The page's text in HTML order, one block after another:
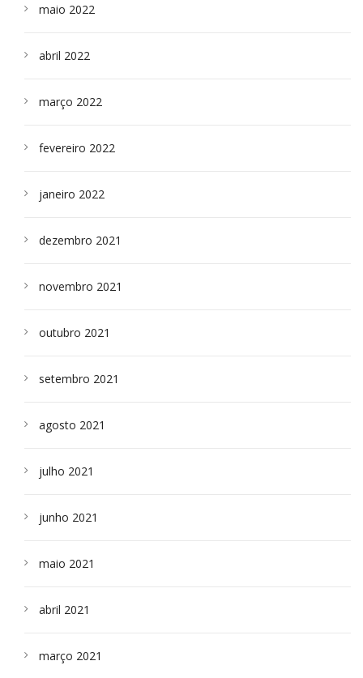
maio 2022
abril 2022
março 2022
fevereiro 2022
janeiro 2022
dezembro 2021
novembro 2021
outubro 2021
setembro 2021
agosto 2021
julho 2021
junho 2021
maio 2021
abril 2021
março 2021